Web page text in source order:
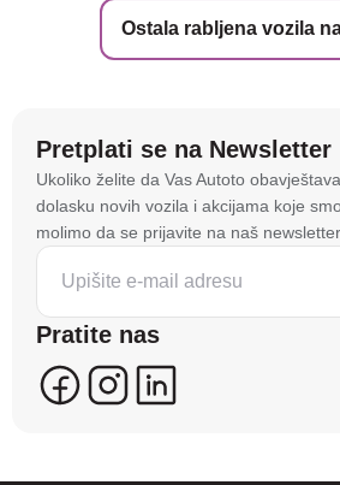
Ostala rabljena vozila
Pretplati se na Newsletter
Ukoliko želite da Vas Autoto
dolasku novih vozila i akcijama koje
molimo da se prijavite na naš
Pratite nas
Na stranici
tehnologije kako bismo spremali i
informacijama na vašem uređaju.
da poboljšamo funkcionalnost
posjećenost te prikazujemo
sadržaje koji bi vas mogli
se kreirati korisnički profili koji
više uređaja i web lokacija. Naši
koriste ove tehnologije.